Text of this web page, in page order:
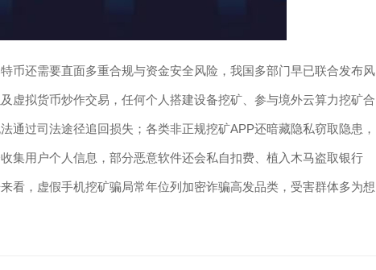
币还需要直面多重合规与资金安全风险，我国多部门早已联合发布风
虚拟货币炒作交易，任何个人搭建设备挖矿、参与境外云算力挖矿合
通过司法途径追回损失；各类非正规挖矿APP还暗藏隐私窃取隐患，
集用户个人信息，部分恶意软件还会私自扣费、植入木马盗取银行
看，虚假手机挖矿骗局常年位列加密诈骗高发品类，受害群体多为想